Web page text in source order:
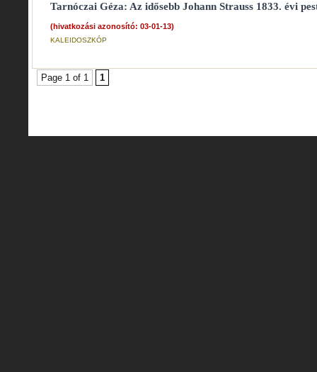
Tarnóczai Géza: Az idősebb Johann Strauss 1833. évi
(hivatkozási azonosító: 03-01-13)
KALEIDOSZKÓP
Page 1 of 1 1